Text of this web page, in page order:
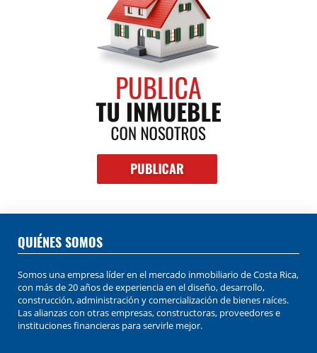
QUIÉNES SOMOS
Somos una empresa líder en el mercado inmobiliario de Costa Rica,
con más de 20 años de experiencia en el diseño, desarrollo,
construcción, administración y comercialización de bienes raíces.
Las alianzas con otras empresas, constructoras, proveedores e
instituciones financieras para servirle mejor.